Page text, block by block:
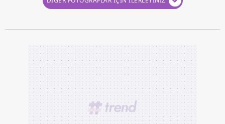
reklam/pazarlama faaliyetlerinin yapılması, amaçlarıyla
Çerezlere ilişkin tercihlerinizi aşağıda yer alan panel
vasıtasıyla belirleyebilirsiniz. Çerezlere ilişkin detaylı bilgi
için Ayarlar butonuna tıklayabilir,Çerez Bilgilendirme
Metnimizi ziyaret edebilirsiniz.
6698 sayılı Kişisel Verilerin Korunması Kanunu uyarınca
hazırlanmış Aydınlatma Metnimizi okumak ve sitemizde